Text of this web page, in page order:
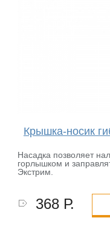
Крышка-носик
Насадка позволяет
горлышком и
Экстрим.
368 Р.